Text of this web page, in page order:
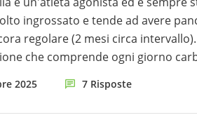
un po gonfia, il ciclo è iniziato al compimento dei 13 anni
mesi circa intervallo). Fa attività fisica intensa (18/20 ore settimanali) e
che comprende ogni giorno
potrebbe essere utile farle
di pubertà e la regolarizzazione
2025 7 Risposte